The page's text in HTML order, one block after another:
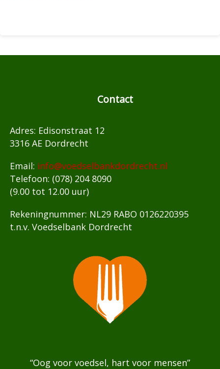
Contact
Adres: Edisonstraat 12
3316 AE Dordrecht
Email: info@voedselbankdordrecht.nl
Telefoon: (078) 204 8090
(9.00 tot 12.00 uur)
Rekeningnummer: NL29 RABO 0126220395
t.n.v. Voedselbank Dordrecht
“Oog voor voedsel, hart voor mensen”